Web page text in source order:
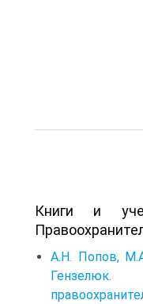
Книги и
А.Н. Попов,